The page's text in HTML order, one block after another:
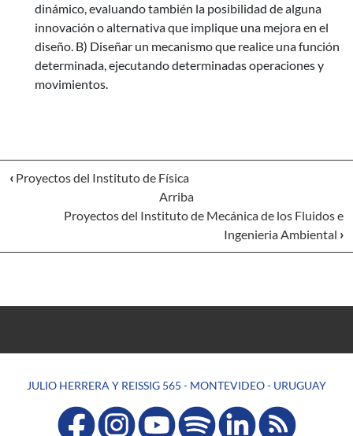
dinámico, evaluando también la posibilidad de alguna
innovación o alternativa que implique una mejora en el
diseño. B) Diseñar un mecanismo que realice una función
determinada, ejecutando determinadas operaciones y
movimientos.
‹ Proyectos del Instituto de Física
Arriba
Proyectos del Instituto de Mecánica de los Fluidos e
Ingenieria Ambiental ›
JULIO HERRERA Y REISSIG 565 - MONTEVIDEO - URUGUAY